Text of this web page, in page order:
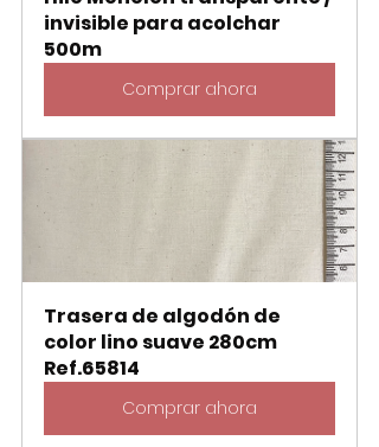
invisible para acolchar
500m
Comprar ahora
Trasera de algodón de
color lino suave 280cm
Ref.65814
Comprar ahora